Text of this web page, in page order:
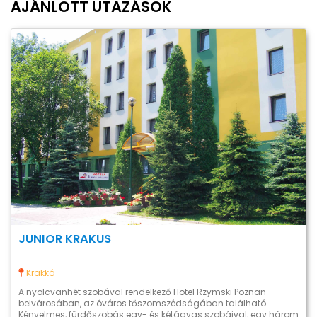
AJÁNLOTT UTAZÁSOK
JUNIOR KRAKUS
Krakkó
A nyolcvanhét szobával rendelkező Hotel Rzymski Poznan
belvárosában, az óváros tőszomszédságában található.
Kényelmes, fürdőszobás egy- és kétágyas szobáival, egy három